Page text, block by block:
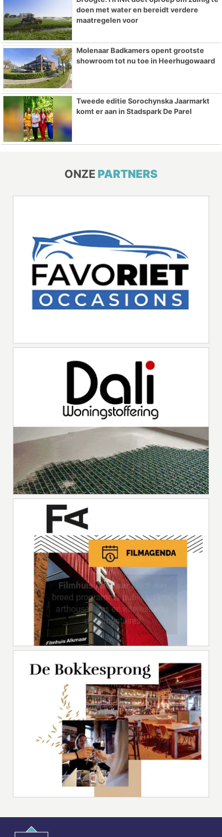
doen met water en bereidt verdere
maatregelen voor
Molenaar Badkamers opent grootste
showroom tot nu toe in Heerhugowaard
Tweede editie Sorochynska Jaarmarkt
komt er aan in Stadspark De Parel
ONZE PARTNERS